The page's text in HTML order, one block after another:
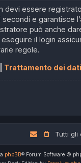
devi essere
e garantisce
può anche
il login
regole.
Trattamento dei
Tutti gli
phpBB® Forum Software ©